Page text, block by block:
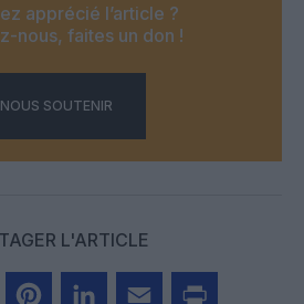
apprécié l’article ?
nous, faites un don !
NOUS SOUTENIR
L'ARTICLE